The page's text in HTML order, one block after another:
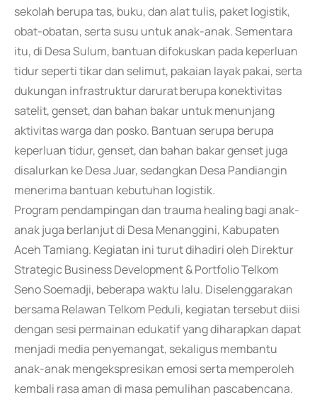
sekolah berupa tas, buku, dan alat tulis, paket logistik,
obat-obatan, serta susu untuk anak-anak. Sementara
itu, di Desa Sulum, bantuan difokuskan pada keperluan
tidur seperti tikar dan selimut, pakaian layak pakai, serta
dukungan infrastruktur darurat berupa konektivitas
satelit, genset, dan bahan bakar untuk menunjang
aktivitas warga dan posko. Bantuan serupa berupa
keperluan tidur, genset, dan bahan bakar genset juga
disalurkan ke Desa Juar, sedangkan Desa Pandiangin
menerima bantuan kebutuhan logistik.
Program pendampingan dan trauma healing bagi anak-
anak juga berlanjut di Desa Menanggini, Kabupaten
Aceh Tamiang. Kegiatan ini turut dihadiri oleh Direktur
Strategic Business Development & Portfolio Telkom
Seno Soemadji, beberapa waktu lalu. Diselenggarakan
bersama Relawan Telkom Peduli, kegiatan tersebut diisi
dengan sesi permainan edukatif yang diharapkan dapat
menjadi media penyemangat, sekaligus membantu
anak-anak mengekspresikan emosi serta memperoleh
kembali rasa aman di masa pemulihan pascabencana.